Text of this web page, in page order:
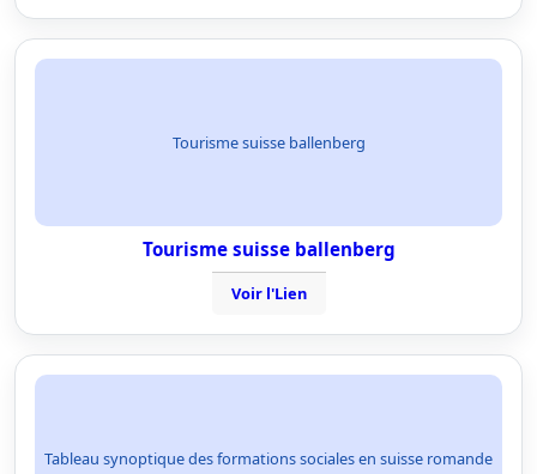
Tourisme suisse ballenberg
Tourisme suisse ballenberg
Voir l'Lien
Tableau synoptique des formations sociales en suisse romande